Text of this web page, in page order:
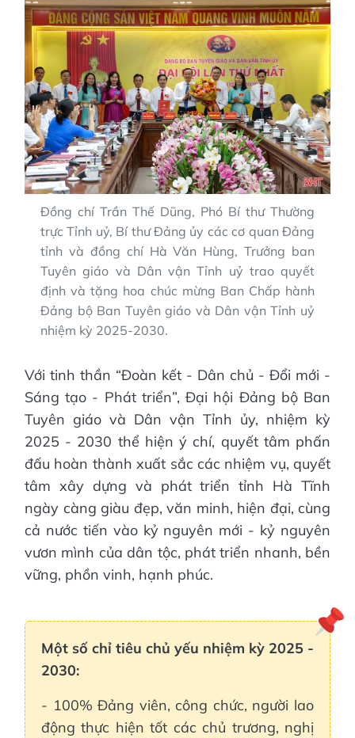
Đồng chí Trần Thế Dũng, Phó Bí thư Thường
trực Tỉnh uỷ, Bí thư Đảng ủy các cơ quan Đảng
tỉnh và đồng chí Hà Văn Hùng, Trưởng ban
Tuyên giáo và Dân vận Tỉnh uỷ trao quyết
định và tặng hoa chúc mừng Ban Chấp hành
Đảng bộ Ban Tuyên giáo và Dân vận Tỉnh uỷ
nhiệm kỳ 2025-2030.
Với tinh thần “Đoàn kết - Dân chủ - Đổi mới -
Sáng tạo - Phát triển”, Đại hội Đảng bộ Ban
Tuyên giáo và Dân vận Tỉnh ủy, nhiệm kỳ
2025 - 2030 thể hiện ý chí, quyết tâm phấn
đấu hoàn thành xuất sắc các nhiệm vụ, quyết
tâm xây dựng và phát triển tỉnh Hà Tĩnh
ngày càng giàu đẹp, văn minh, hiện đại, cùng
cả nước tiến vào kỷ nguyên mới - kỷ nguyên
vươn mình của dân tộc, phát triển nhanh, bền
vững, phồn vinh, hạnh phúc.
Một số chỉ tiêu chủ yếu nhiệm kỳ 2025 -
2030:
- 100% Đảng viên, công chức, người lao
động thực hiện tốt các chủ trương, nghị